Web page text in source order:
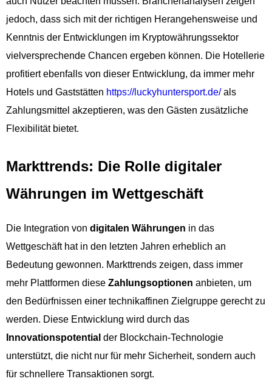
jedoch, dass sich mit der richtigen Herangehensweise und
Kenntnis der Entwicklungen im Kryptowährungssektor
vielversprechende Chancen ergeben können. Die Hotellerie
profitiert ebenfalls von dieser Entwicklung, da immer mehr
Hotels und Gaststätten https://luckyhuntersport.de/als
Zahlungsmittel akzeptieren, was den Gästen zusätzliche
Flexibilität bietet.
Markttrends: Die Rolle digitaler
Währungen im Wettgeschäft
Die Integration von digitalen Währungen in das
Wettgeschäft hat in den letzten Jahren erheblich an
Bedeutung gewonnen. Markttrends zeigen, dass immer
mehr Plattformen diese Zahlungsoptionen anbieten, um
den Bedürfnissen einer technikaffinen Zielgruppe gerecht zu
werden. Diese Entwicklung wird durch das
Innovationspotential der Blockchain-Technologie
unterstützt, die nicht nur für mehr Sicherheit, sondern auch
für schnellere Transaktionen sorgt.